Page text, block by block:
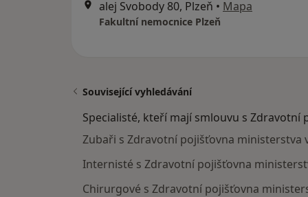
alej Svobody 80, Plzeň • Mapa
Fakultní nemocnice Plzeň
Související vyhledávání
Specialisté, kteří mají smlouvu s Zdravotní
Zubaři s Zdravotní pojišťovna ministerstva
Internisté s Zdravotní pojišťovna
Chirurgové s Zdravotní pojišťovna